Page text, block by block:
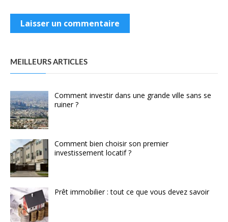
MEILLEURS ARTICLES
Comment investir dans une grande ville sans se
ruiner ?
Comment bien choisir son premier
investissement locatif ?
Prêt immobilier : tout ce que vous devez savoir